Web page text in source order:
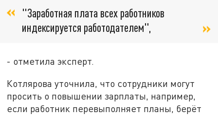
"Заработная плата всех работников
индексируется работодателем",
- отметила эксперт.
Котлярова уточнила, что сотрудники могут
просить о повышении зарплаты, например,
если работник перевыполняет планы, берёт